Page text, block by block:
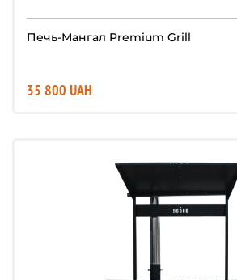
Печь-Мангал Premium Grill
35 800 UAH